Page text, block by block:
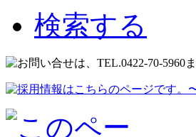
検索する